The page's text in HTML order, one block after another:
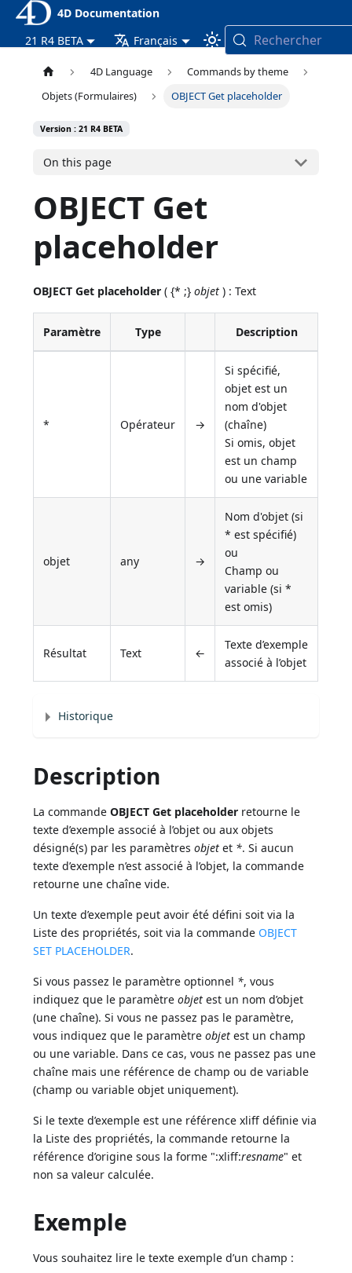
4D Documentation
21 R4 BETA
Français Rechercher
4D Language
Commands by theme
Objets (Formulaires)
OBJECT Get placeholder
Version : 21 R4 BETA
On this page
OBJECT Get
placeholder
OBJECT Get placeholder ( {* ;}objet ) : Text
Paramètre Type Description
* Opérateur →
Si spécifié,
objet est un
nom d'objet
(chaîne)
Si omis, objet
est un champ
ou une variable
objet any →
Nom d'objet (si
* est spécifié)
ou
Champ ou
variable (si *
est omis)
Résultat Text ←
Texte d’exemple
associé à l’objet
Historique
Description
La commandeOBJECT Get placeholder retourne le
texte d’exemple associé à l’objet ou aux objets
désigné(s) par les paramètresobjet et *. Si aucun
texte d’exemple n’est associé à l’objet, la commande
retourne une chaîne vide.
Un texte d’exemple peut avoir été défini soit via la
Liste des propriétés, soit via la commande OBJECT
SET PLACEHOLDER.
Si vous passez le paramètre optionnel *, vous
indiquez que le paramètreobjet est un nom d’objet
(une chaîne). Si vous ne passez pas le paramètre,
vous indiquez que le paramètreobjet est un champ
ou une variable. Dans ce cas, vous ne passez pas une
chaîne mais une référence de champ ou de variable
(champ ou variable objet uniquement).
Si le texte d’exemple est une référence xliff définie via
la Liste des propriétés, la commande retourne la
référence d’origine sous la forme ":xliff:resname" et
non sa valeur calculée.
Exemple
Vous souhaitez lire le texte exemple d’un champ :